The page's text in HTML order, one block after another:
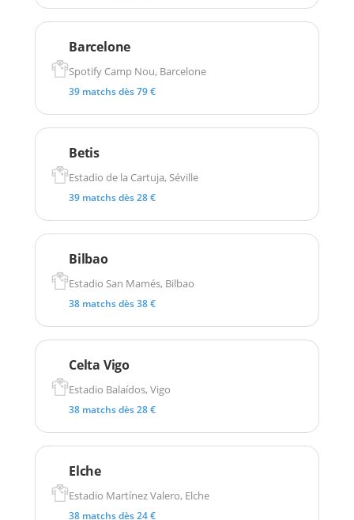
Barcelone
Spotify Camp Nou, Barcelone
39 matchs dès 79 €
Betis
Estadio de la Cartuja, Séville
39 matchs dès 28 €
Bilbao
Estadio San Mamés, Bilbao
38 matchs dès 38 €
Celta Vigo
Estadio Balaídos, Vigo
38 matchs dès 28 €
Elche
Estadio Martínez Valero, Elche
38 matchs dès 24 €